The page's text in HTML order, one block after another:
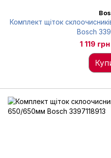
Комплект щіток
Bosch
1 119 грн